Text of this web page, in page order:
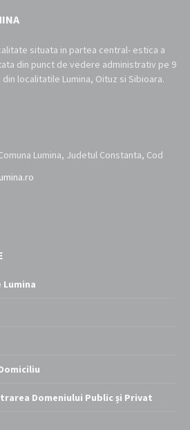
situata in partea central- estica a
din punct de vedere administrativ pe 9
localitatile Lumina, Oituz si Sibioara.
Lumina, Judetul Constanta, Cod
Domeniului Public și Privat